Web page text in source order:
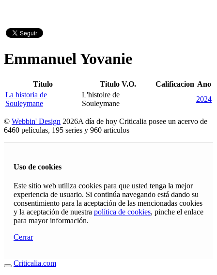
Emmanuel Yovanie
Titulo Titulo V.O. Calificacion Ano
La historia de
Souleymane
L'histoire de
Souleymane
2024
© Webbin' Design 2026A día de hoy Criticalia posee un acervo de
6460 películas, 195 series y 960 articulos
Uso de cookies
Este sitio web utiliza cookies para que usted tenga la mejor
experiencia de usuario. Si continúa navegando está dando su
consentimiento para la aceptación de las mencionadas cookies
y la aceptación de nuestra política de cookies, pinche el enlace
para mayor información.
Cerrar
Criticalia.com